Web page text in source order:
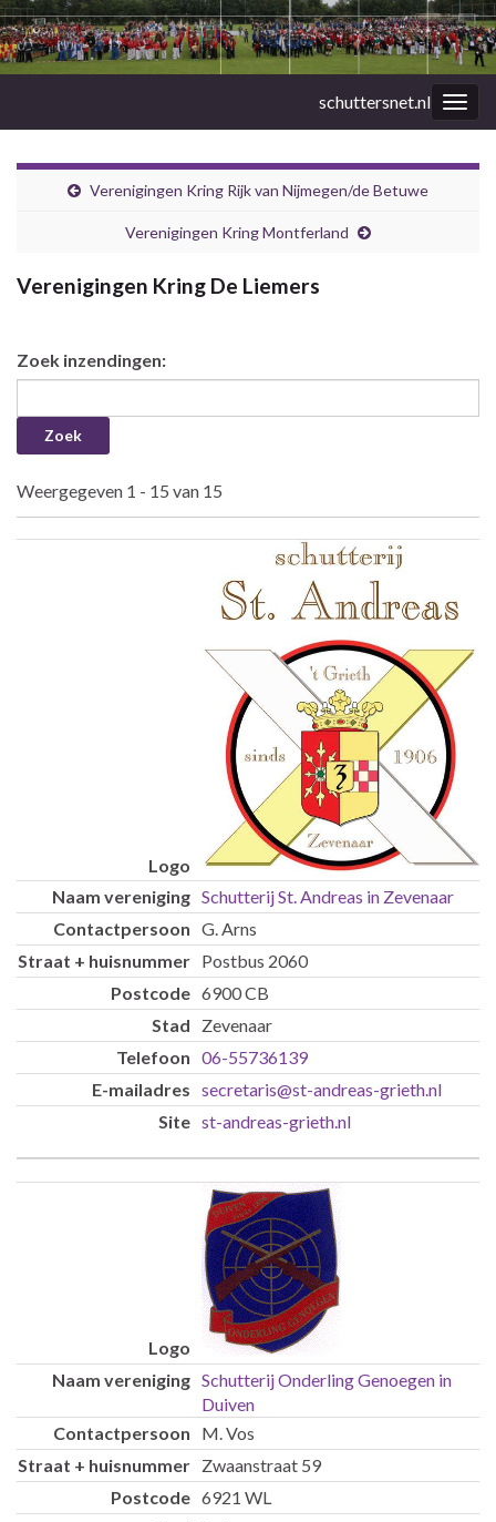
schuttersnet.nl
Verenigingen Kring Rijk van Nijmegen/de Betuwe
Verenigingen Kring Montferland
Verenigingen Kring De Liemers
Zoek inzendingen:
Weergegeven 1 - 15 van 15
Schutterij St. Andreas in Zevenaar
G. Arns
Postbus 2060
6900 CB
Zevenaar
06-55736139
secretaris@st-andreas-grieth.nl
st-andreas-grieth.nl
Schutterij Onderling Genoegen in
Duiven
M. Vos
Zwaanstraat 59
6921 WL